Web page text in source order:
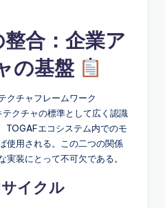
合：企業ア
の基盤
クチャフレームワーク
テクチャの標準として広く認識
TOGAFエコシステム内でのモ
使用される。この二つの関係
実装にとって不可欠である。
イクル